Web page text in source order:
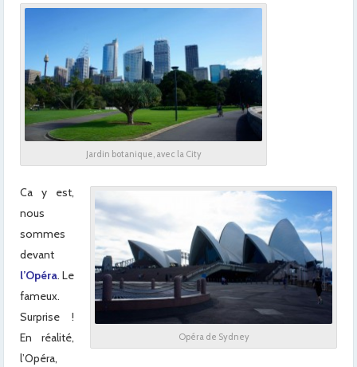
Jardin botanique, avec la City
Opéra de Sydney
Ca y est,
nous
sommes
devant
l’Opéra. Le
fameux.
Surprise !
En réalité,
l’Opéra,